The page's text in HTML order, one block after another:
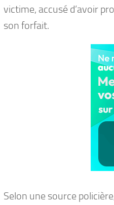
victime, accusé d’avoir
son forfait.
Selon une source